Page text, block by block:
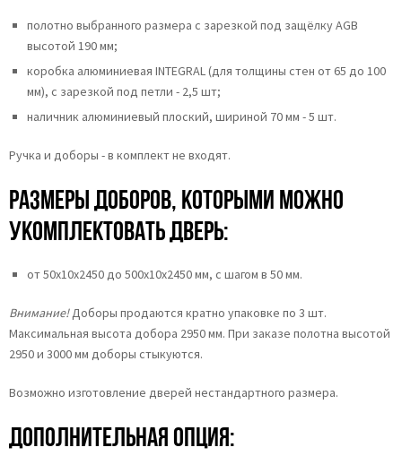
полотно выбранного размера с зарезкой под защёлку AGB
высотой 190 мм;
коробка алюминиевая INTEGRAL (для толщины стен от 65 до 100
мм), с зарезкой под петли - 2,5 шт;
наличник алюминиевый плоский, шириной 70 мм - 5 шт.
Ручка и доборы - в комплект не входят.
Размеры доборов, которыми можно
укомплектовать дверь:
от 50х10х2450 до 500х10х2450 мм, с шагом в 50 мм.
Внимание!Доборы продаются кратно упаковке по 3 шт.
Максимальная высота добора 2950 мм. При заказе полотна высотой
2950 и 3000 мм доборы стыкуются.
Возможно изготовление дверей нестандартного размера.
Дополнительная опция: